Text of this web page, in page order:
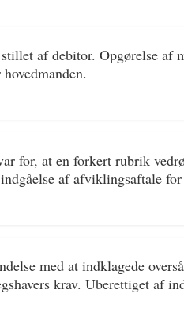
af debitor. Opgørelse af
for, at en forkert rubrik
af afviklingsaftale
med at indklagede
krav. Uberettiget af